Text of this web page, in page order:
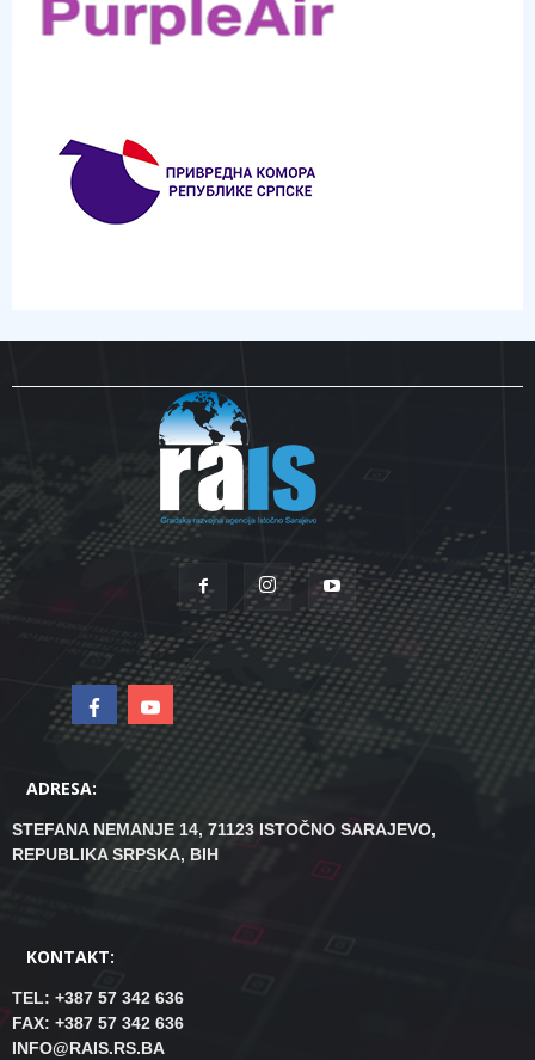
ADRESA:
STEFANA NEMANJE 14, 71123 ISTOČNO SARAJEVO,
REPUBLIKA SRPSKA, BIH
KONTAKT:
TEL: +387 57 342 636
FAX: +387 57 342 636
INFO@RAIS.RS.BA